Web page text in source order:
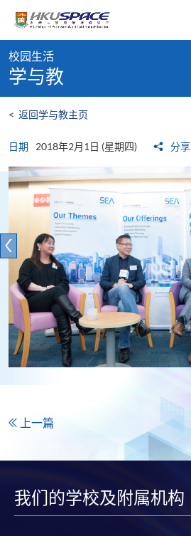
content
content
start
校园生活
学与教
< 返回学与教主页
日期 2018年2月1日 (星期四) 分享
上一篇
我们的学校及附属机构